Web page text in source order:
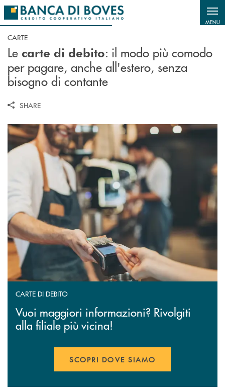
Salta al contenuto principale
MENU
CARTE
Le carte di debito: il modo più comodo
per pagare, anche all'estero, senza
bisogno di contante
SHARE
CARTE DI DEBITO
Vuoi maggiori informazioni? Rivolgiti
alla filiale più vicina!
SCOPRI DOVE SIAMO